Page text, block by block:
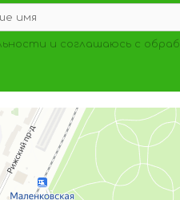
и соглашаюсь с